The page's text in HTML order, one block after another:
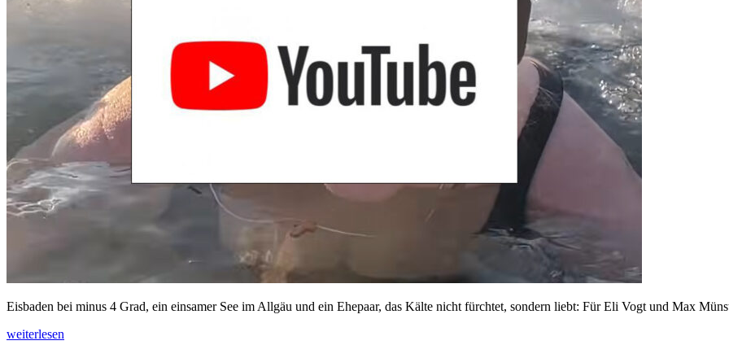
Eisbaden bei minus 4 Grad, ein einsamer See im Allgäu und ein Ehepaar, das Kälte nicht fürchtet, sondern liebt: Für Eli Vogt und Max
weiterlesen